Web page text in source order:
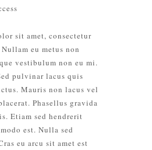
MI
sit amet, consectetur
eu metus non
vestibulum non eu mi.
pulvinar lacus quis
Mauris non lacus vel
Phasellus gravida
Etiam sed hendrerit
est. Nulla sed
eu arcu sit amet est